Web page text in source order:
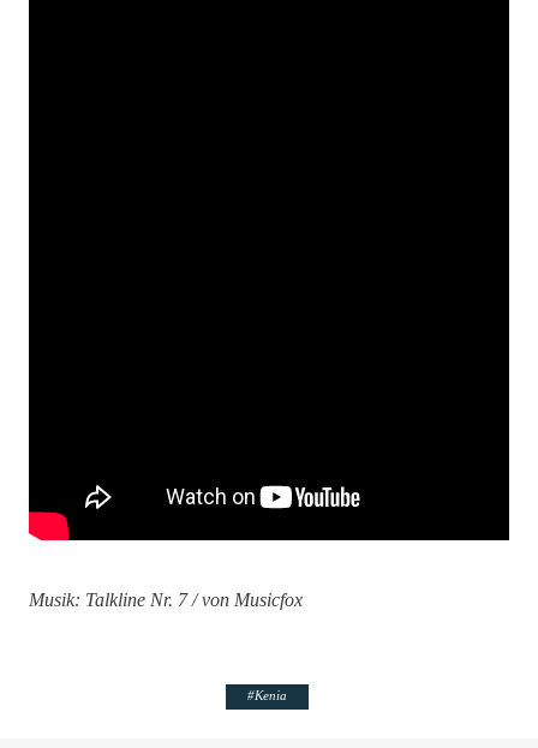
Musik: Talkline Nr. 7 / von Musicfox
#Kenia